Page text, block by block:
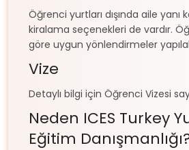
Öğrenci yurtları dışında aile
kiralama seçenekleri de vardır.
göre uygun yönlendirmeler
Vize
Detaylı bilgi için Öğrenci Vizesi
Neden ICES Turkey
Eğitim